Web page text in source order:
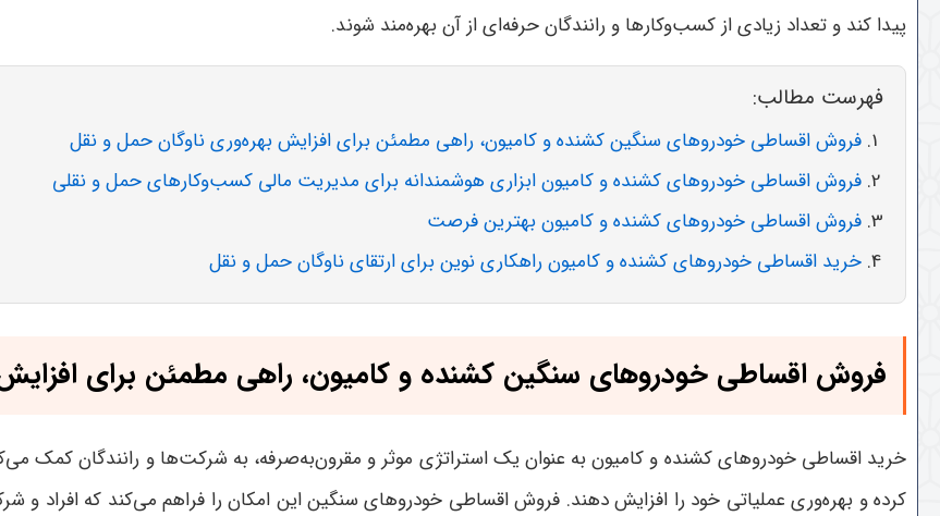
پیدا کند و تعداد زیادی از کسب‌وکارها و رانندگان حرفه‌ای از آن بهره‌مند شوند.
فهرست مطالب:
فروش اقساطی خودروهای سنگین کشنده و کامیون، راهی مطمئن برای افزایش بهره‌وری ناوگان حمل و نقل
فروش اقساطی خودروهای کشنده و کامیون ابزاری هوشمندانه برای مدیریت مالی کسب‌وکارهای حمل و نقلی
فروش اقساطی خودروهای کشنده و کامیون بهترین فرصت
خرید اقساطی خودروهای کشنده و کامیون راهکاری نوین برای ارتقای ناوگان حمل و نقل
فروش اقساطی خودروهای سنگین کشنده و کامیون، راهی مطمئن برای
خرید اقساطی خودروهای کشنده و کامیون به عنوان یک استراتژی موثر و مقرون‌به‌صرفه، به شرکت‌ها و رانندگان کمک
کرده و بهره‌وری عملیاتی خود را افزایش دهند. فروش اقساطی خودروهای سنگین این امکان را فراهم می‌کند که افراد